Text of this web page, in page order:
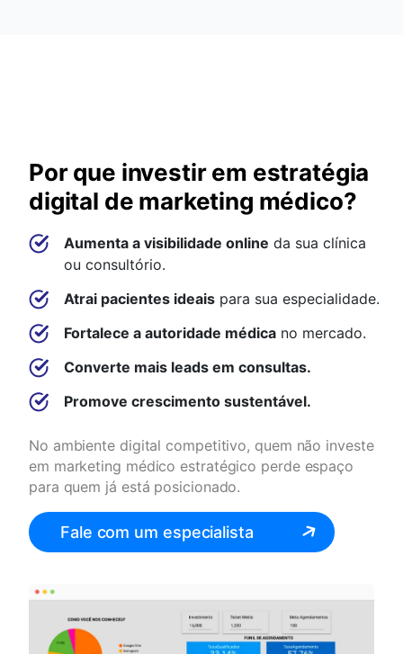
Por que investir em estratégia
digital de marketing médico?
Aumenta a visibilidade online da sua clínica
ou consultório.
Atrai pacientes ideais para sua especialidade.
Fortalece a autoridade médica no mercado.
Converte mais leads em consultas.
Promove crescimento sustentável.
No ambiente digital competitivo, quem não investe
em marketing médico estratégico perde espaço
para quem já está posicionado.
Fale com um especialista